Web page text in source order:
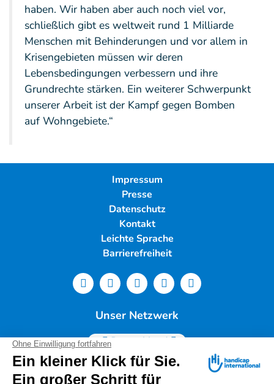
haben. Wir haben aber auch noch viel vor,
schließlich gibt es weltweit rund 1 Milliarde
Menschen mit Behinderungen und vor allem in
Krisengebieten müssen wir deren
Lebensbedingungen verbessern und ihre
Grundrechte stärken. Ein weiterer Schwerpunkt
unserer Arbeit ist der Kampf gegen Bomben
auf Wohngebiete.“
Impressum
Presse
Datenschutz
Kontakt
Leichte Sprache
Barrierefreiheit
Unser Netzwerk
Deutschland
Handicap International e.V. | Lindwurmstr. 101 | 80337
München |